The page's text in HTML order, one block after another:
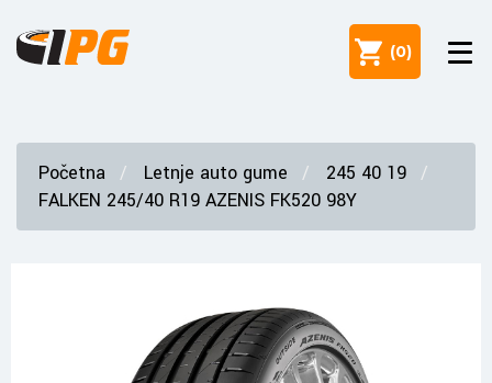
(0)
Početna Letnje auto gume
245 40 19
FALKEN 245/40 R19 AZENIS FK520 98Y